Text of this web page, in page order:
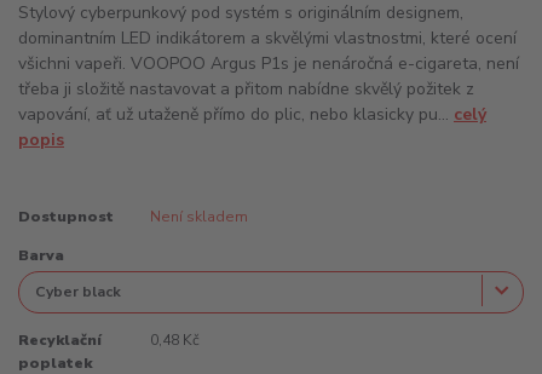
Stylový cyberpunkový pod systém s originálním designem,
dominantním LED indikátorem a skvělými vlastnostmi, které ocení
všichni vapeři. VOOPOO Argus P1s je nenáročná e-cigareta, není
třeba ji složitě nastavovat a přitom nabídne skvělý požitek z
vapování, ať už utaženě přímo do plic, nebo klasicky pu... celý
popis
Dostupnost Není skladem
Barva
Recyklační
poplatek
0,48 Kč